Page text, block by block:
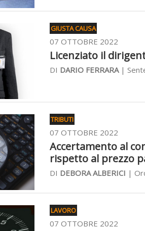
GIUSTA CAUSA
07 OTTOBRE 2022
Licenziato il
DI DARIO FERRARA|
TRIBUTI
07 OTTOBRE 2022
Accertamento al
rispetto al prezzo
DI DEBORA ALBERICI |
LAVORO
07 OTTOBRE 2022